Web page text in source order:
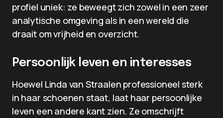
profiel uniek: ze beweegt zich zowel in een zeer
analytische omgeving als in een wereld die
draait om vrijheid en overzicht.
Persoonlijk leven en interesses
Hoewel Linda van Straalen professioneel sterk
in haar schoenen staat, laat haar persoonlijke
leven een andere kant zien. Ze omschrijft